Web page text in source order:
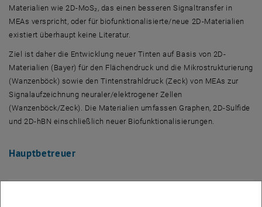
Materialien wie 2D-MoS₂, das einen besseren Signaltransfer in
MEAs verspricht, oder für biofunktionalisierte/neue 2D-Materialien
existiert überhaupt keine Literatur.
Ziel ist daher die Entwicklung neuer Tinten auf Basis von 2D-
Materialien (Bayer) für den Flächendruck und die Mikrostrukturierung
(Wanzenböck) sowie den Tintenstrahldruck (Zeck) von MEAs zur
Signalaufzeichnung neuraler/elektrogener Zellen
(Wanzenböck/Zeck). Die Materialien umfassen Graphen, 2D-Sulfide
und 2D-hBN einschließlich neuer Biofunktionalisierungen.
Hauptbetreuer